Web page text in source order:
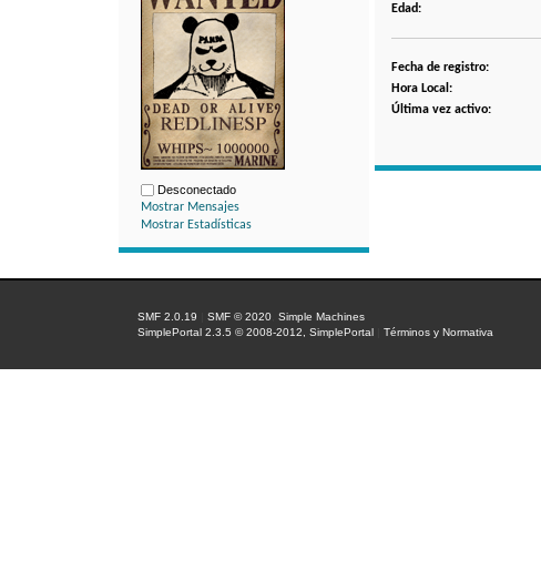
Desconectado
Mostrar Mensajes
Mostrar Estadísticas
Edad:
Fecha de registro:
Hora Local:
Última vez activo:
SMF 2.0.19 |SMF © 2020 ,Simple Machines
SimplePortal 2.3.5 © 2008-2012, SimplePortal
|Términos y Normativa